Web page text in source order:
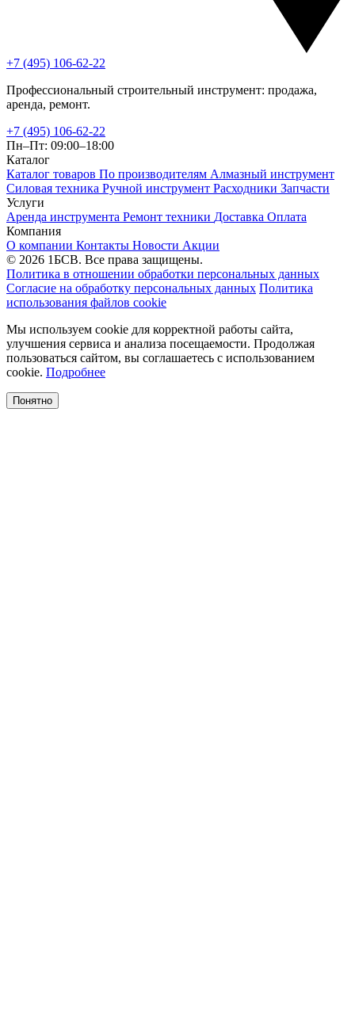
+7 (495) 106-62-22
Профессиональный строительный инструмент: продажа,
аренда, ремонт.
+7 (495) 106-62-22
Пн–Пт: 09:00–18:00
Каталог
Каталог товаров По производителям Алмазный инструмент
Силовая техника Ручной инструмент Расходники Запчасти
Услуги
Аренда инструмента Ремонт техники Доставка Оплата
Компания
О компании Контакты Новости Акции
© 2026 1БСВ. Все права защищены.
Политика в отношении обработки персональных данных
Согласие на обработку персональных данных Политика
использования файлов cookie
Мы используем cookie для корректной работы сайта,
улучшения сервиса и анализа посещаемости. Продолжая
пользоваться сайтом, вы соглашаетесь с использованием
cookie. Подробнее
Понятно